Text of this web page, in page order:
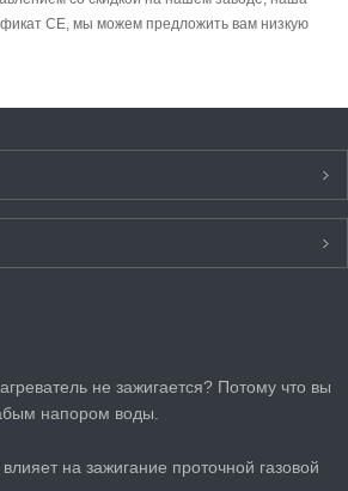
CE, мы можем предложить вам низкую
не зажигается? Потому что вы
напором воды.
на зажигание проточной газовой